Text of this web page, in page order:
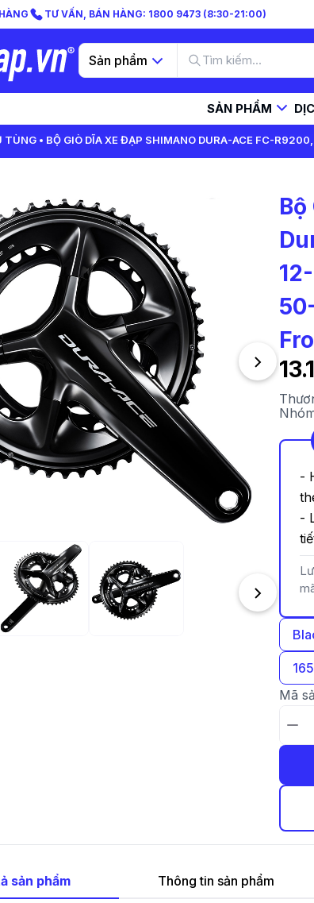
TƯ VẤN, BÁN HÀNG: 1800 9473 (8:30-21:00)
Sản phẩm
SẢN PHẨM
TÙNG BỘ GIÒ DĨA XE ĐẠP SHIMANO DURA-ACE FC-
-
-
Mã
sản phẩm Thông tin sản phẩm